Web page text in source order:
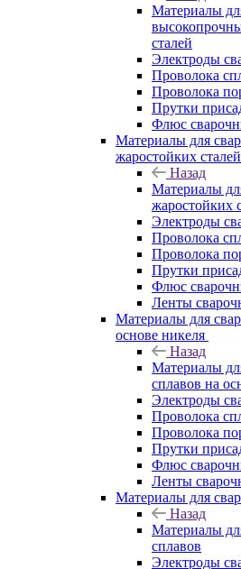
Материалы
сталей
Электроды
Проволока
Проволока
Прутки
Флюс
Материалы для
жаростойких сталей
Назад
Материалы
жаростойких
Электроды
Проволока
Проволока
Прутки
Флюс
Ленты
Материалы для
основе никеля
Назад
Материалы
сплавов на
Электроды
Проволока
Проволока
Прутки
Флюс
Ленты
Материалы для
Назад
Материалы
сплавов
Электроды